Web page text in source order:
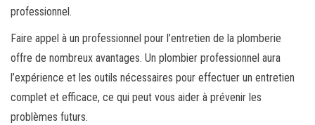
professionnel.
Faire appel à un professionnel pour l’entretien de la plomberie
offre de nombreux avantages. Un plombier professionnel aura
l’expérience et les outils nécessaires pour effectuer un entretien
complet et efficace, ce qui peut vous aider à prévenir les
problèmes futurs.